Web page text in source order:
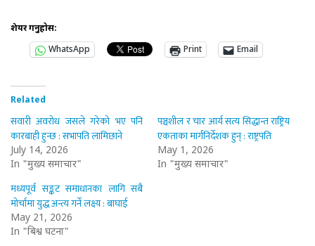
शेयर गर्नुहोस:
WhatsApp
Print Email
Related
सवारी अवरोध जसले गरेको भए पनि
कारबाही हुन्छ : सभापति लामिछाने
July 14, 2026
In "मुख्य समाचार"
पञ्चशील र चार आर्य सत्य सिद्धान्त राष्ट्रिय
एकताका मार्गनिर्देशक हुन् : राष्ट्रपति
May 1, 2026
In "मुख्य समाचार"
मध्यपूर्व सङ्कट समाधानका लागि सबै
मोर्चामा युद्ध अन्त्य गर्ने लक्ष्य : बाघाई
May 21, 2026
In "बिश्व घटना"